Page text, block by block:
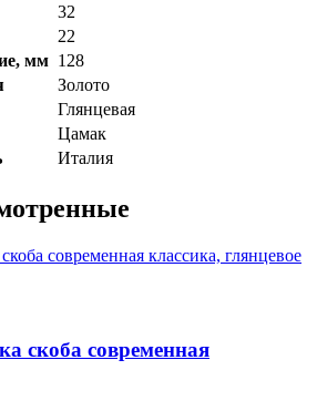
32
22
мм 128
Золото
Глянцевая
Цамак
Италия
скоба современная